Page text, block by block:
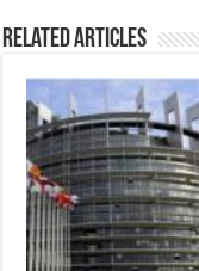
Related Articles